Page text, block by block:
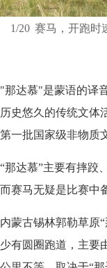
1/20 赛马，开跑时
"那达慕"是蒙语的译
历史悠久的传统文体
第一批国家级非物质
“那达慕”主要有摔跤
而赛马无疑是比赛中
内蒙古锡林郭勒草原
少有圆圈跑道，主要